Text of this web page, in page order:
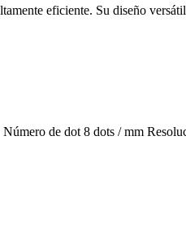
eficiente. Su diseño
de dot 8 dots / mm